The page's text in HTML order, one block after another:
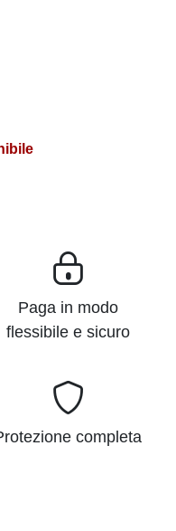
Paga in modo
flessibile e sicuro
completa